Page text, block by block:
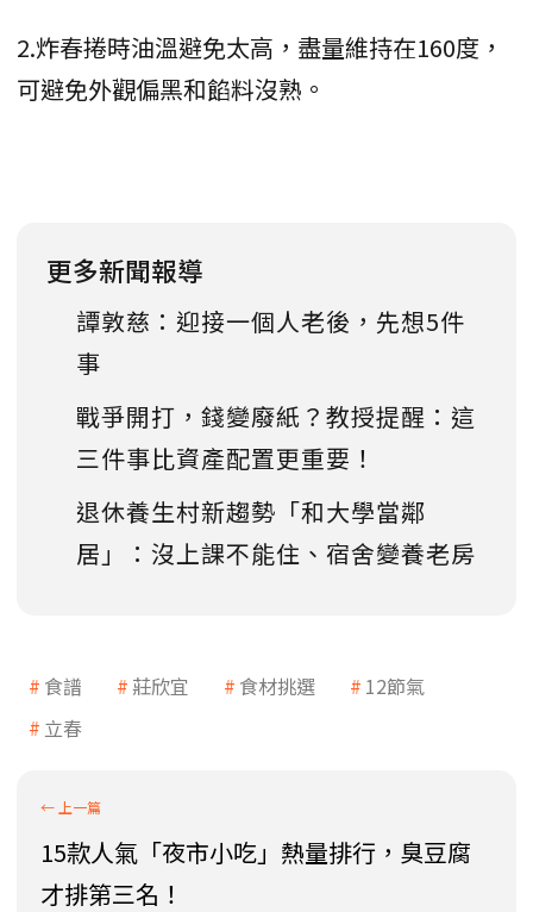
2.炸春捲時油溫避免太高，盡量維持在160度，
可避免外觀偏黑和餡料沒熟。
更多新聞報導
譚敦慈：迎接一個人老後，先想5件
事
戰爭開打，錢變廢紙？教授提醒：這
三件事比資產配置更重要！
退休養生村新趨勢「和大學當鄰
居」：沒上課不能住、宿舍變養老房
食譜 莊欣宜 食材挑選
12節氣
立春
15款人氣「夜市小吃」熱量排行，臭豆腐
才排第三名！